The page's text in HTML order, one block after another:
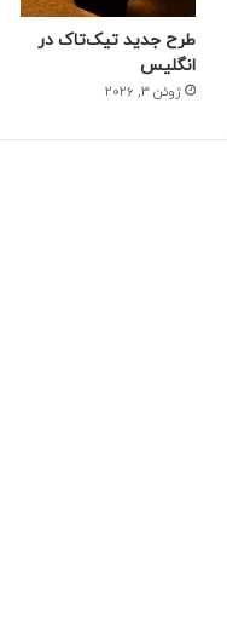
طرح جدید تیک‌تاک در
انگلیس
ژوئن 3, 2026